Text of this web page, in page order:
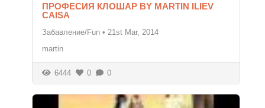
ПРОФЕСИЯ КЛОШАР BY MARTIN ILIEV
CAISA
Забавление/Fun • 21st Mar, 2014
martin
6444 0 0